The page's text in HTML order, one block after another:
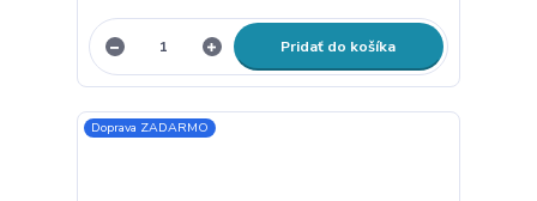
Pridať do košíka
Doprava ZADARMO